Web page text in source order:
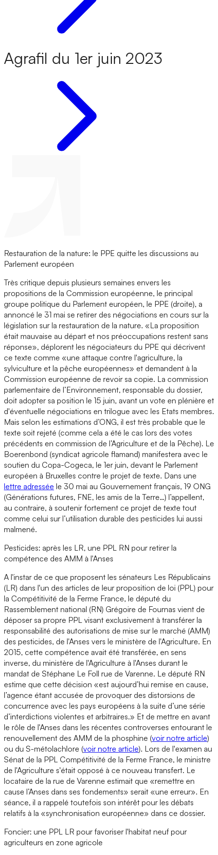
Agrafil du 1er juin 2023
Restauration de la nature: le PPE quitte les discussions au
Parlement européen
Très critique depuis plusieurs semaines envers les
propositions de la Commission européenne, le principal
groupe politique du Parlement européen, le PPE (droite), a
annoncé le 31 mai se retirer des négociations en cours sur la
législation sur la restauration de la nature. «La proposition
était mauvaise au départ et nos préoccupations restent sans
réponse», déplorent les négociateurs du PPE qui décrivent
ce texte comme «une attaque contre l'agriculture, la
sylviculture et la pêche européennes» et demandent à la
Commission européenne de revoir sa copie. La commission
parlementaire de l’Environnement, responsable du dossier,
doit adopter sa position le 15 juin, avant un vote en plénière et
d'éventuelle négociations en trilogue avec les Etats membres.
Mais selon les estimations d’ONG, il est très probable que le
texte soit rejeté (comme cela a été le cas lors des votes
précédents en commission de l’Agriculture et de la Pêche). Le
Boerenbond (syndicat agricole flamand) manifestera avec le
soutien du Copa-Cogeca, le 1er juin, devant le Parlement
européen à Bruxelles contre le projet de texte. Dans une
lettre adressée le 30 mai au Gouvernement français, 19 ONG
(Générations futures, FNE, les amis de la Terre…) l’appellent,
au contraire, à soutenir fortement ce projet de texte tout
comme celui sur l’utilisation durable des pesticides lui aussi
malmené.
Pesticides: après les LR, une PPL RN pour retirer la
compétence des AMM à l'Anses
A l'instar de ce que proposent les sénateurs Les Républicains
(LR) dans l'un des articles de leur proposition de loi (PPL) pour
la Compétitivité de la Ferme France, le député du
Rassemblement national (RN) Grégoire de Fournas vient de
déposer sa propre PPL visant exclusivement à transférer la
responsabilité des autorisations de mise sur le marché (AMM)
des pesticides, de l'Anses vers le ministère de l'Agriculture. En
2015, cette compétence avait été transférée, en sens
inverse, du ministère de l'Agriculture à l'Anses durant le
mandat de Stéphane Le Foll rue de Varenne. Le député RN
estime que cette décision «est aujourd’hui remise en cause,
l’agence étant accusée de provoquer des distorsions de
concurrence avec les pays européens à la suite d’une série
d’interdictions violentes et arbitraires.» Et de mettre en avant
le rôle de l'Anses dans les récentes controverses entourant le
renouvellement des AMM de la phosphine (voir notre article)
ou du S-métolachlore (voir notre article). Lors de l'examen au
Sénat de la PPL Compétitivité de la Ferme France, le ministre
de l'Agriculture s'était opposé à ce nouveau transfert. Le
locataire de la rue de Varenne estimait que «remettre en
cause l’Anses dans ses fondements» serait «une erreur». En
séance, il a rappelé toutefois son intérêt pour les débats
relatifs à la «synchronisation européenne» dans ce dossier.
Foncier: une PPL LR pour favoriser l'habitat neuf pour
agriculteurs en zone agricole